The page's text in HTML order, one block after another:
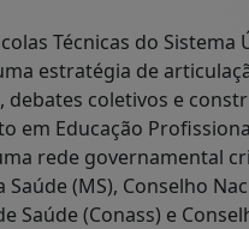
Técnicas do Sistema
uma estratégia de
debates coletivos e
em Educação
rede governamental
(MS), Conselho
Saúde (Conass) e